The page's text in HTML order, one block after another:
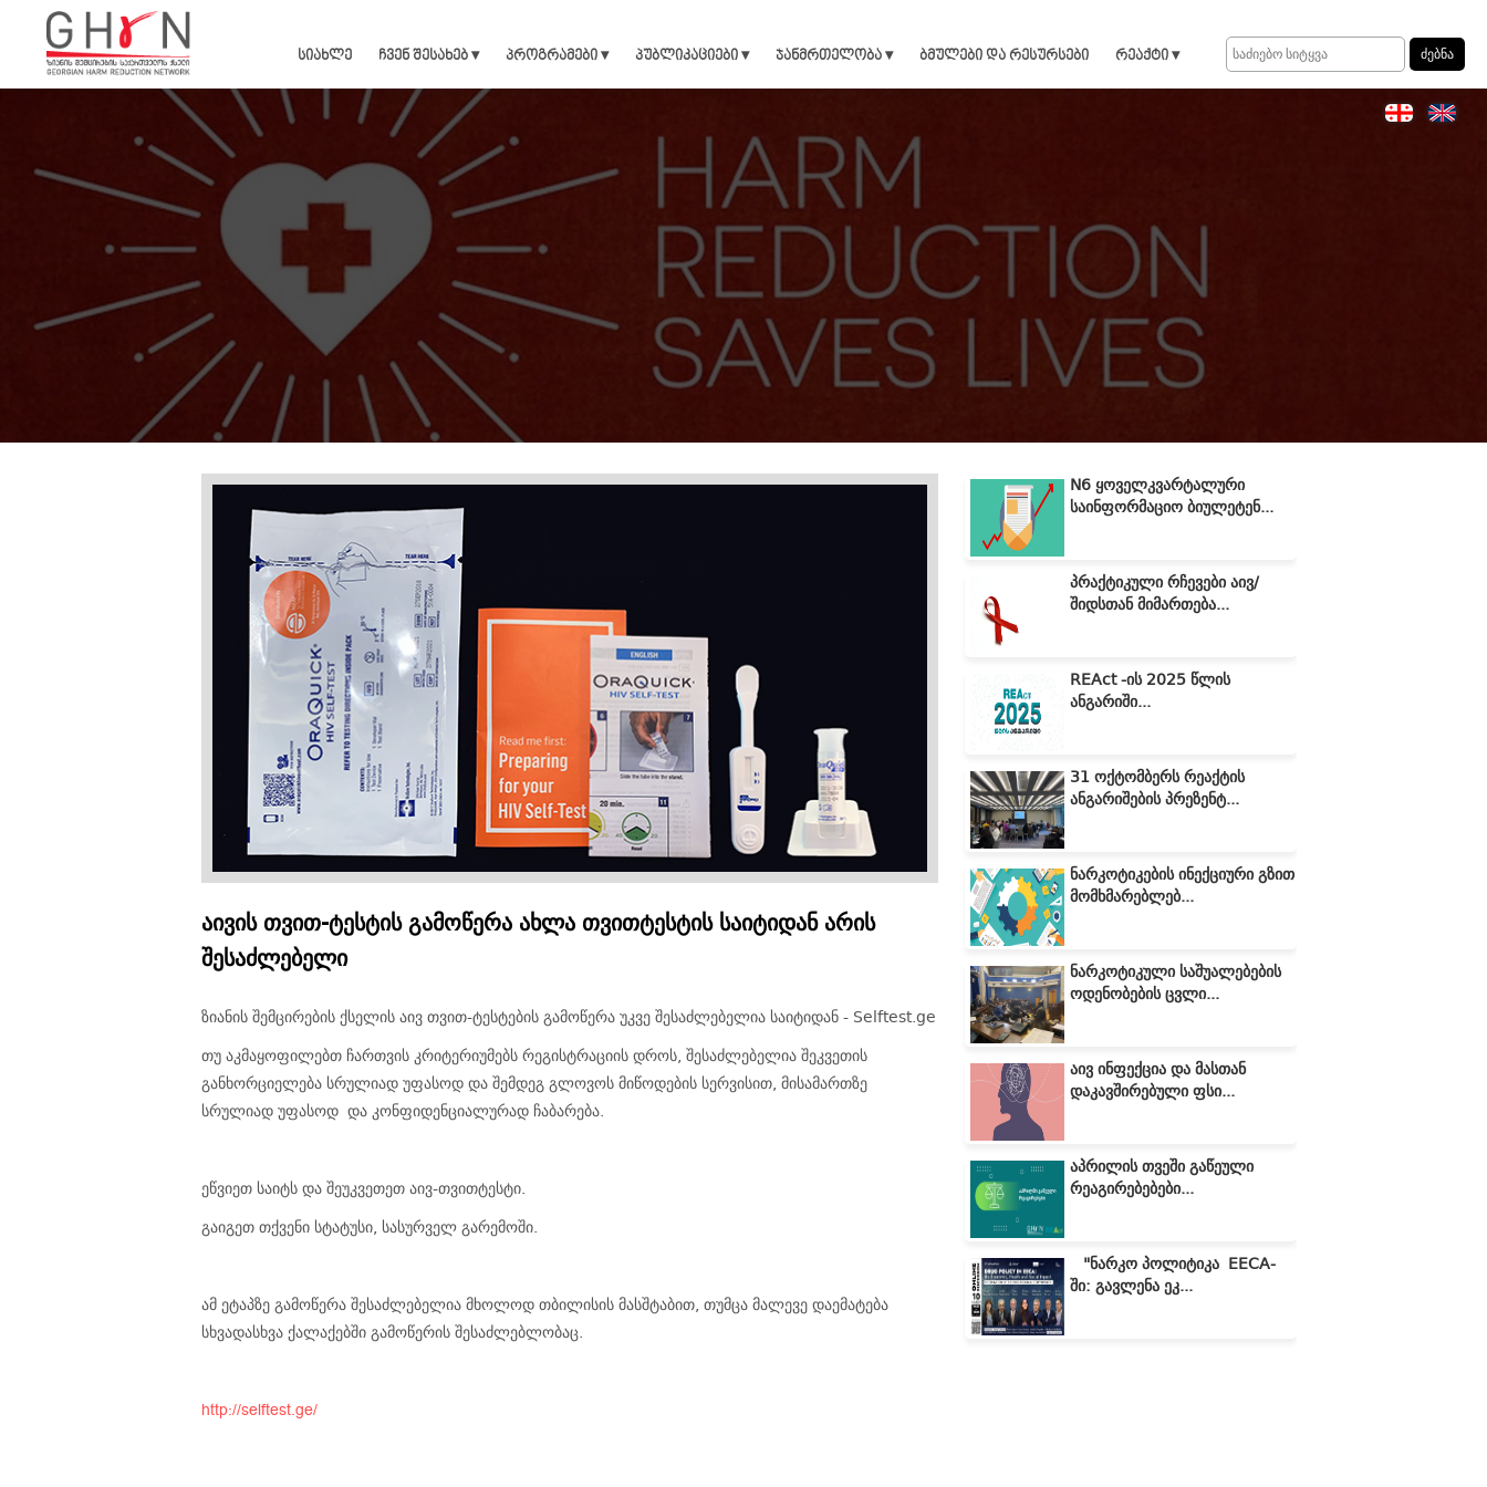
სიახლე ჩვენ შესახებ ▾ პროგრამები ▾ პუბლიკაციები ▾ ჯანმრთელობა ▾ ბმულები და რესურსები რეაქტი ▾
აივის თვით-ტესტის გამოწერა ახლა თვითტესტის საიტიდან არის
შესაძლებელი
ზიანის შემცირების ქსელის აივ თვით-ტესტების გამოწერა უკვე შესაძლებელია საიტიდან - Selftest.ge
თუ აკმაყოფილებთ ჩართვის კრიტერიუმებს რეგისტრაციის დროს, შესაძლებელია შეკვეთის
განხორციელება სრულიად უფასოდ და შემდეგ გლოვოს მიწოდების სერვისით, მისამართზე
სრულიად უფასოდ და კონფიდენციალურად ჩაბარება.
ეწვიეთ საიტს და შეუკვეთეთ აივ-თვითტესტი.
გაიგეთ თქვენი სტატუსი, სასურველ გარემოში.
ამ ეტაპზე გამოწერა შესაძლებელია მხოლოდ თბილისის მასშტაბით, თუმცა მალევე დაემატება
სხვადასხვა ქალაქებში გამოწერის შესაძლებლობაც.
http://selftest.ge/
N6 ყოველკვარტალური
საინფორმაციო ბიულეტენ...
პრაქტიკული რჩევები აივ/
შიდსთან მიმართება...
REAct -ის 2025 წლის
ანგარიში...
31 ოქტომბერს რეაქტის
ანგარიშების პრეზენტ...
ნარკოტიკების ინექციური გზით
მომხმარებლებ...
ნარკოტიკული საშუალებების
ოდენობების ცვლი...
აივ ინფექცია და მასთან
დაკავშირებული ფსი...
აპრილის თვეში გაწეული
რეაგირებებები...
"ნარკო პოლიტიკა EECA-
ში: გავლენა ეკ...